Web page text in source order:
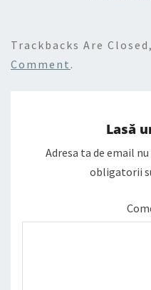
Trackbacks Are
Comment .
Lasă
Adresa ta de email
obligatorii